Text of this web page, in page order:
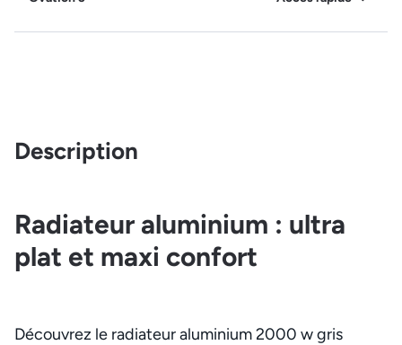
Description
Radiateur aluminium : ultra
plat et maxi confort
Découvrez le radiateur aluminium 2000 w gris